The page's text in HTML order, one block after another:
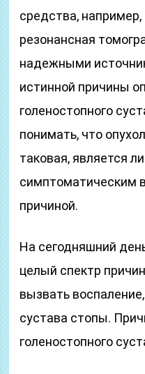
средства, например,
резонансная
надежными
истинной причины
голеностопного
понимать, что
таковая, является
симптоматическим
причиной.
На сегодняшний
целый спектр
вызвать
сустава стопы.
голеностопного